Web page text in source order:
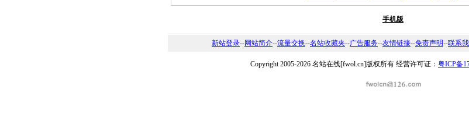
手机版
新站登录--网站简介--流量交换--名站收藏夹--广告服务--友情链接--免责声明--联系
Copyright 2005-2026 名站在线[fwol.cn]版权所有 经营许可证： 粤ICP备